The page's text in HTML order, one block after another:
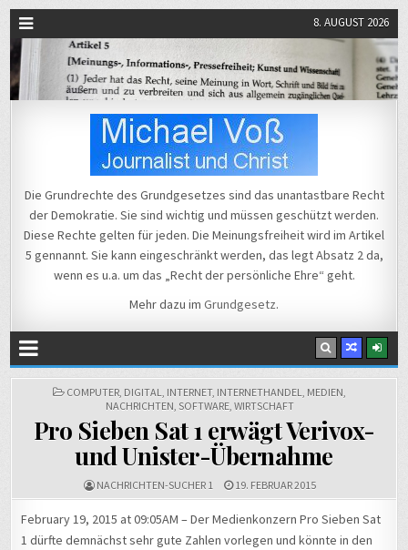
8. AUGUST 2026
Michael Voß
Die Grundrechte des Grundgesetzes sind das unantastbare Recht
der Demokratie. Sie sind wichtig und müssen geschützt werden.
Diese Rechte gelten für jeden. Die Meinungsfreiheit wird im Artikel
5 gennannt. Sie kann eingeschränkt werden, das legt Absatz 2 da,
wenn es u.a. um das „Recht der persönliche Ehre“ geht.
Mehr dazu im Grundgesetz.
POSTED
COMPUTER, DIGITAL, INTERNET, INTERNETHANDEL, MEDIEN,
NACHRICHTEN, SOFTWARE, WIRTSCHAFT
Pro Sieben Sat 1 erwägt Verivox-
und Unister-Übernahme
NACHRICHTEN-SUCHER 1 19. FEBRUAR 2015
February 19, 2015 at 09:05AM – Der Medienkonzern Pro Sieben Sat
1 dürfte demnächst sehr gute Zahlen vorlegen und könnte in den